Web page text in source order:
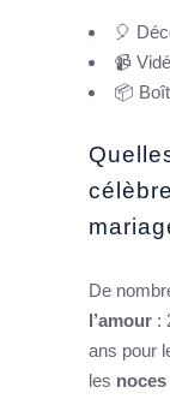
🎈
📹
📦
De
l’amour :
ans pour
les noces